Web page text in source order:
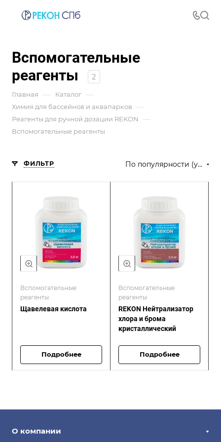
Вспомогательные
реагенты
2
Главная — Каталог —
Химия для бассейнов и аквапарков —
Реагенты для ручной дозации REKON —
Вспомогательные реагенты
ФИЛЬТР По популярности (убывание)
Вспомогательные
реагенты
Щавелевая кислота
Подробнее
Вспомогательные
реагенты
REKON Нейтрализатор
хлора и брома
кристаллический
Подробнее
О компании